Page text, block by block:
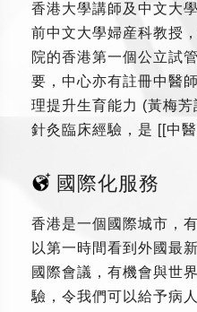
香港大學講師及中文大
前中文大學婦産科教授
院的香港第一個公立試
要，中心亦有註冊中醫
理提升生育能力 (黃梅
針灸臨床經驗，是 [[中
國際化服務
香港是一個國際城市，
以第一時間看到外國最
國際會議，有機會與世
驗，令我們可以給予病